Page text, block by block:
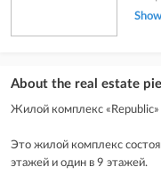
About the real estate
Жилой комплекс «Republic»
Это жилой комплекс
этажей и один в 9 этажей.